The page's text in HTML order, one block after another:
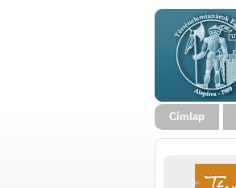
Címlap